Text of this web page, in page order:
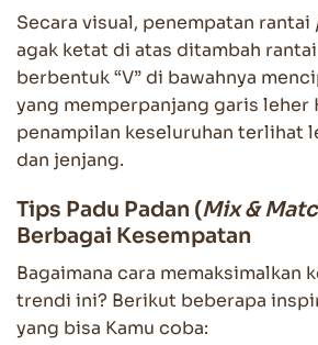
Secara visual, penempatan rantai
agak ketat di atas ditambah
berbentuk “V” di bawahnya
yang memperpanjang garis leher
penampilan keseluruhan terlihat
dan jenjang.
Tips Padu Padan (Mix &
Berbagai Kesempatan
Bagaimana cara memaksimalkan
trendi ini? Berikut beberapa
yang bisa Kamu coba: